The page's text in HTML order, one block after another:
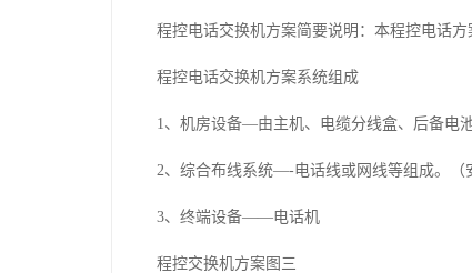
程控电话交换机方案简要说明：本程控电话
程控电话交换机方案系统组成
1、机房设备—由主机、电缆分线盒、后备电
2、综合布线系统—-电话线或网线等组成。（
3、终端设备——电话机
程控交换机方案图三